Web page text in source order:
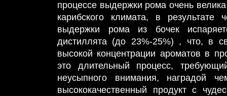
процессе выдержки рома очень
карибского климата, в
выдержки рома из бочек
дистиллята (до 23%-25%) , что, в
высокой концентрации ароматов в
это длительный процесс,
неусыпного внимания, наградой
высококачественный продукт с